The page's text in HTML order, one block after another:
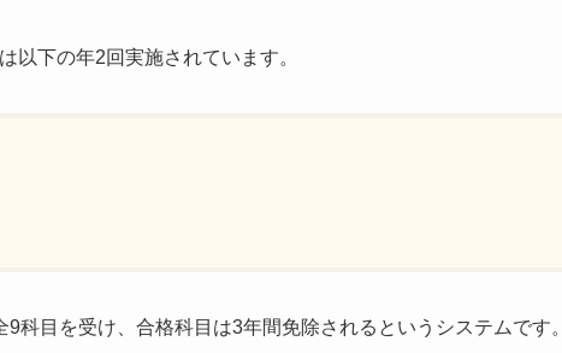
以下の年2回実施されています。
9科目を受け、合格科目は3年間免除されるというシステムです。